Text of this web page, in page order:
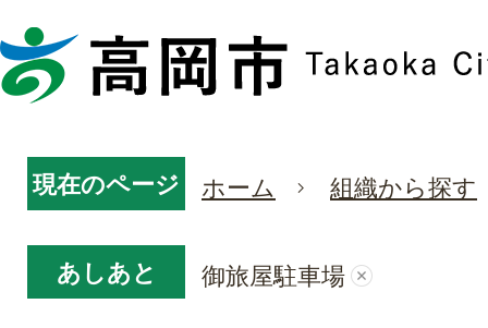
現在のページ ホーム 組織から探す
あしあと 御旅屋駐車場